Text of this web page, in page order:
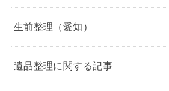
生前整理（愛知）
遺品整理に関する記事